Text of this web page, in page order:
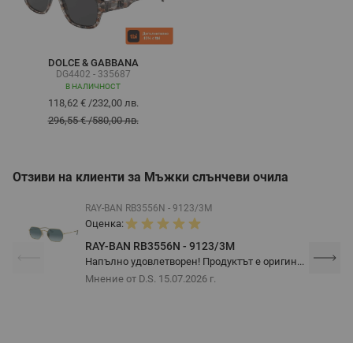
DOLCE & GABBANA
DG4402 - 335687
В НАЛИЧНОСТ
118,62 €/232,00 лв.
296,55 €/580,00 лв.
Отзиви на клиенти за Мъжки слънчеви очила
RAY-BAN RB3556N - 9123/3M
Оценка:
RAY-BAN RB3556N - 9123/3M
Напълно удовлетворен! Продуктът е оригин...
Мнение от D.S. 15.07.2026 г.